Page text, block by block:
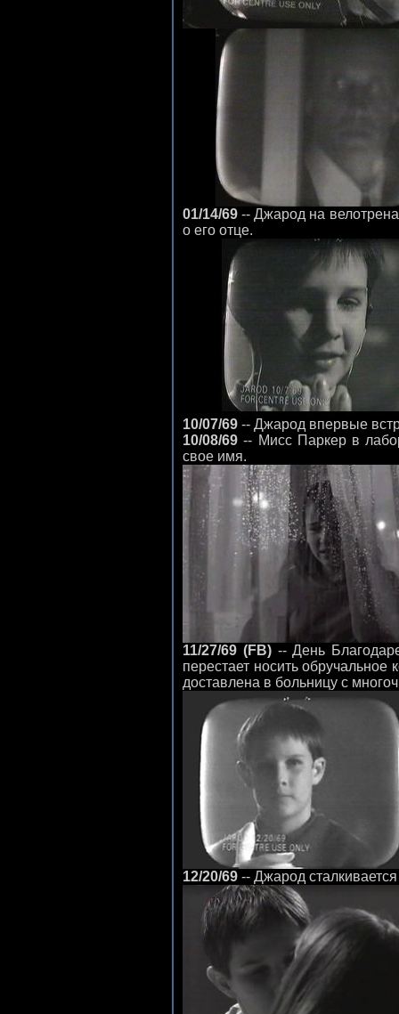
01/14/69 -- Джарод на
о его отце.
10/07/69 -- Джарод впервые
10/08/69 -- Мисс Паркер в
свое имя.
11/27/69 (FB)-- День
перестает носить
доставлена в больницу с
12/20/69 -- Джарод